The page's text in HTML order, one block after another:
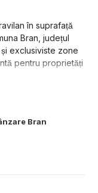
Bran
în suprafață
Bran, județul
exclusiviste zone
pentru proprietăți
de aproximativ